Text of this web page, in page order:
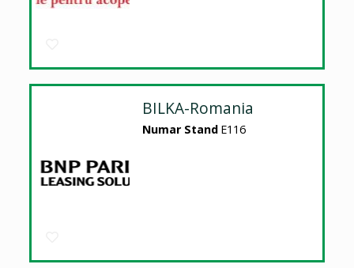
BILKA-Romania
Numar Stand E116